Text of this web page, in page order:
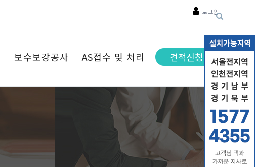
보수보강공사
AS접수 및 처리 견적신청
로그인